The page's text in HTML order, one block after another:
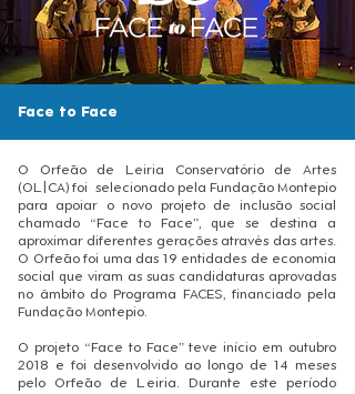
Face to Face
O Orfeão de Leiria Conservatório de Artes
(OL|CA) foi selecionado pela Fundação Montepio
para apoiar o novo projeto de inclusão social
chamado “Face to Face”, que se destina a
aproximar diferentes gerações através das artes.
O Orfeão foi uma das 19 entidades de economia
social que viram as suas candidaturas aprovadas
no âmbito do Programa FACES, financiado pela
Fundação Montepio.
O projeto “Face to Face” teve início em outubro
2018 e foi desenvolvido ao longo de 14 meses
pelo Orfeão de Leiria. Durante este período